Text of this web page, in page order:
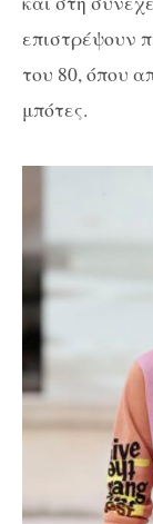
επιστρέψουν
του 80, όπου
μπότες.